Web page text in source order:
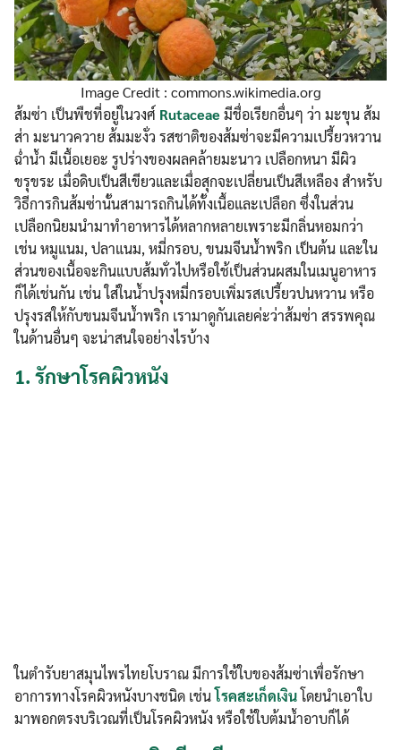
Image Credit : commons.wikimedia.org
ส้มซ่า เป็นพืชที่อยู่ในวงศ์ Rutaceaeมีชื่อเรียกอื่นๆ ว่า มะขุน ส้ม
ส่า มะนาวควาย ส้มมะงั่ว รสชาติของส้มซ่าจะมีความเปรี้ยวหวาน
ฉ่ำน้ำ มีเนื้อเยอะ รูปร่างของผลคล้ายมะนาว เปลือกหนา มีผิว
ขรุขระ เมื่อดิบเป็นสีเขียวและเมื่อสุกจะเปลี่ยนเป็นสีเหลือง สำหรับ
วิธีการกินส้มซ่านั้นสามารถกินได้ทั้งเนื้อและเปลือก ซึ่งในส่วน
เปลือกนิยมนำมาทำอาหารได้หลากหลายเพราะมีกลิ่นหอมกว่า
เช่น หมูแนม, ปลาแนม, หมี่กรอบ, ขนมจีนน้ำพริก เป็นต้น และใน
ส่วนของเนื้อจะกินแบบส้มทั่วไปหรือใช้เป็นส่วนผสมในเมนูอาหาร
ก็ได้เช่นกัน เช่น ใส่ในน้ำปรุงหมี่กรอบเพิ่มรสเปรี้ยวปนหวาน หรือ
ปรุงรสให้กับขนมจีนน้ำพริก เรามาดูกันเลยค่ะว่าส้มซ่า สรรพคุณ
ในด้านอื่นๆ จะน่าสนใจอย่างไรบ้าง
1. รักษาโรคผิวหนัง
ในตำรับยาสมุนไพรไทยโบราณ มีการใช้ใบของส้มซ่าเพื่อรักษา
อาการทางโรคผิวหนังบางชนิด เช่นโรคสะเก็ดเงินโดยนำเอาใบ
มาพอกตรงบริเวณที่เป็นโรคผิวหนัง หรือใช้ใบต้มน้ำอาบก็ได้